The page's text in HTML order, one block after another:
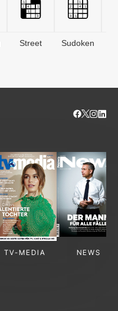
Street Sudoken
TV-MEDIA NEWS